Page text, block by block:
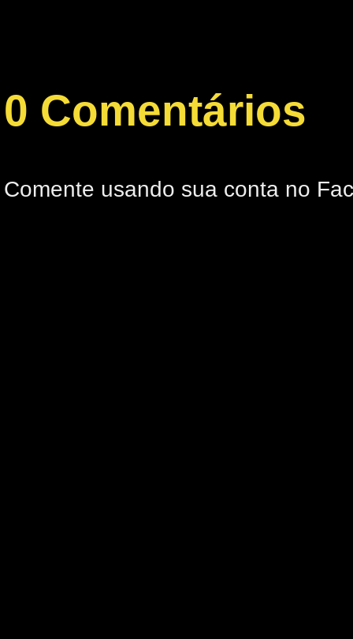
0 Comentários
Comente usando sua conta no